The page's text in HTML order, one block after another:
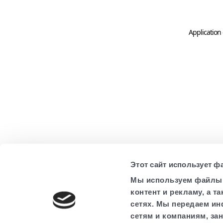
Этот сайт использует
Мы используем файлы
контент и рекламу, а
сетях. Мы передаем
сетям и компаниям,
Application